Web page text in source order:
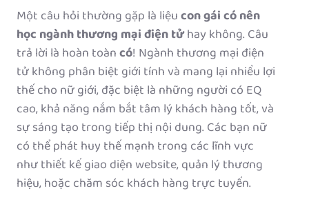
Một câu hỏi thường gặp là liệucon gái có nên
học ngành thương mại điện tửhay không. Câu
trả lời là hoàn toàncó! Ngành thương mại điện
tử không phân biệt giới tính và mang lại nhiều lợi
thế cho nữ giới, đặc biệt là những người có EQ
cao, khả năng nắm bắt tâm lý khách hàng tốt, và
sự sáng tạo trong tiếp thị nội dung. Các bạn nữ
có thể phát huy thế mạnh trong các lĩnh vực
như thiết kế giao diện website, quản lý thương
hiệu, hoặc chăm sóc khách hàng trực tuyến.